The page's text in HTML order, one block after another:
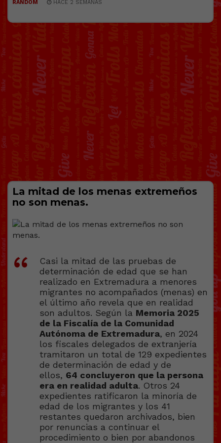
RANDOM HACE 2 SEMANAS
La mitad de los menas extremeños
no son menas.
Casi la mitad de las pruebas de
determinación de edad que se han
realizado en Extremadura a menores
migrantes no acompañados (menas) en
el último año revela que en realidad
son adultos. Según la Memoria 2025
de la Fiscalía de la Comunidad
Autónoma de Extremadura, en 2024
los fiscales delegados de extranjería
tramitaron un total de 129 expedientes
de determinación de edad y de
ellos, 64 concluyeron que la persona
era en realidad adulta. Otros 24
expedientes ratificaron la minoría de
edad de los migrantes y los 41
restantes quedaron archivados, bien
por renuncias a continuar el
procedimiento o bien por abandonos